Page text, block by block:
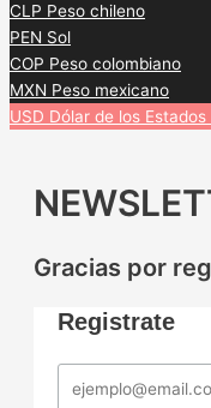
CLP Peso chileno
PEN Sol
COP Peso colombiano
MXN Peso mexicano
USD Dólar de los Estados
Gracias por
Registrate